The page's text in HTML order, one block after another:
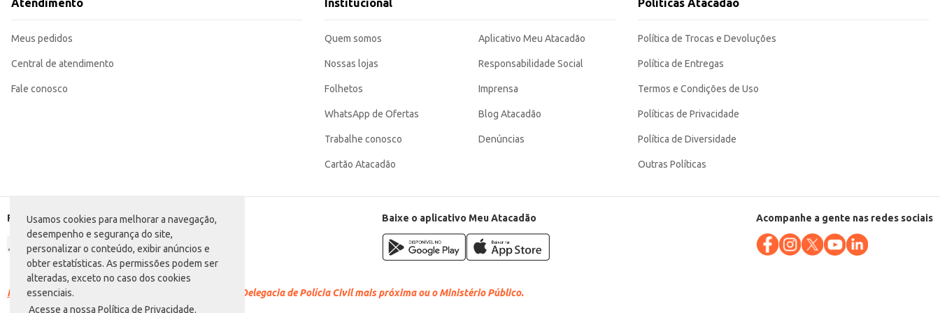
Usamos cookies para melhorar a navegação,
desempenho e segurança do site,
personalizar o conteúdo, exibir anúncios e
obter estatísticas. As permissões podem ser
alteradas, exceto no caso dos cookies
essenciais.
Acesse a nossa Política de Privacidade.
Atendimento
Meus pedidos
Central de atendimento
Fale conosco
Institucional
Quem somos
Nossas lojas
Folhetos
WhatsApp de Ofertas
Trabalhe conosco
Cartão Atacadão
Aplicativo Meu Atacadão
Responsabilidade Social
Imprensa
Blog Atacadão
Denúncias
Políticas Atacadão
Política de Trocas e Devoluções
Política de Entregas
Termos e Condições de Uso
Políticas de Privacidade
Política de Diversidade
Outras Políticas
Formas de pagamento Baixe o aplicativo Meu Atacadão Acompanhe a gente nas redes sociais
Racismo é crime. Denuncie. Disque 100 ou procure a Delegacia de Polícia Civil mais próxima ou o Ministério Público.